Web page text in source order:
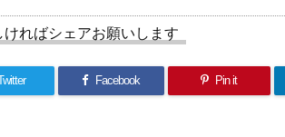
ければシェアお願いします
Facebook Pin it